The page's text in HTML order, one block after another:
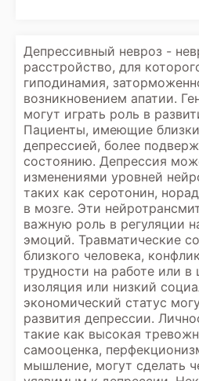
Депрессивный невроз -
расстройство, для
гиподинамия,
возникновением апатии.
могут играть роль в
Пациенты, имеющие
депрессией, более
состоянию. Депрессия
изменениями уровней
таких как серотонин,
в мозге. Эти
важную роль в регуляции
эмоций. Травматические
близкого человека,
трудности на работе или в
изоляция или низкий
экономический статус
развития депрессии.
такие как высокая
самооценка,
мышление, могут сделать